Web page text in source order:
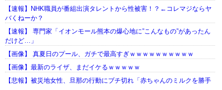
【速報】NHK職員が番組出演タレントから性被害！？←コレマジならヤ
バくねーか？
【速報】 専門家「イオンモール熊本の爆心地に”こんなもの”があったん
だけど…」
【画像】 真夏日のプール、ガチで最高すぎｗｗｗｗｗｗｗｗｗｗ
【画像】最新のライザ、まだイケるｗｗｗｗｗ
【悲報】被災地女性、旦那の行動にブチ切れ「赤ちゃんのミルクを勝手